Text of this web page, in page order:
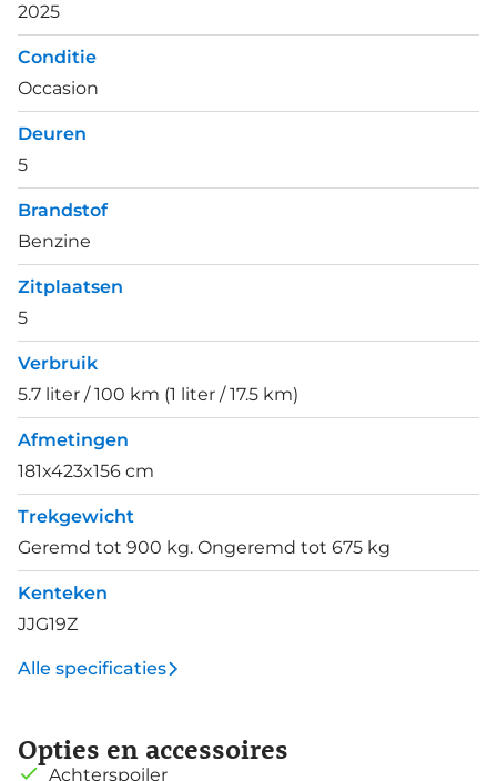
2025
Conditie
Occasion
Deuren
5
Brandstof
Benzine
Zitplaatsen
5
Verbruik
5.7 liter / 100 km (1 liter / 17.5 km)
Afmetingen
181x423x156 cm
Trekgewicht
Geremd tot 900 kg. Ongeremd tot 675 kg
Kenteken
JJG19Z
Alle specificaties
Opties en accessoires
Achterspoiler